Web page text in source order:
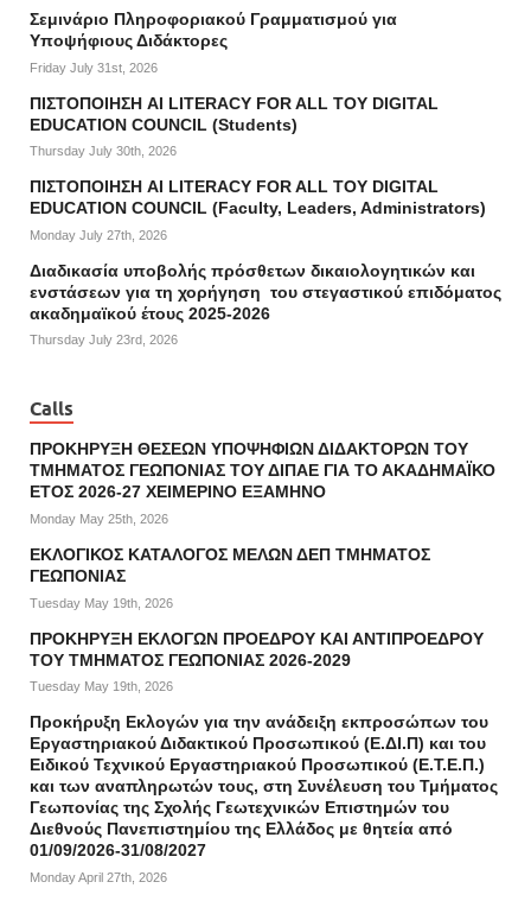
Σεμινάριο Πληροφοριακού Γραμματισμού για
Υποψήφιους Διδάκτορες
Friday July 31st, 2026
ΠΙΣΤΟΠΟΙΗΣΗ AI LITERACY FOR ALL ΤΟΥ DIGITAL
EDUCATION COUNCIL (Students)
Thursday July 30th, 2026
ΠΙΣΤΟΠΟΙΗΣΗ AI LITERACY FOR ALL ΤΟΥ DIGITAL
EDUCATION COUNCIL (Faculty, Leaders, Administrators)
Monday July 27th, 2026
Διαδικασία υποβολής πρόσθετων δικαιολογητικών και
ενστάσεων για τη χορήγηση του στεγαστικού επιδόματος
ακαδημαϊκού έτους 2025-2026
Thursday July 23rd, 2026
Calls
ΠΡΟΚΗΡΥΞΗ ΘΕΣΕΩΝ ΥΠΟΨΗΦΙΩΝ ΔΙΔΑΚΤΟΡΩΝ ΤΟΥ
ΤΜΗΜΑΤΟΣ ΓΕΩΠΟΝΙΑΣ ΤΟΥ ΔΙΠΑΕ ΓΙΑ ΤΟ ΑΚΑΔΗΜΑΪΚΟ
ΕΤΟΣ 2026-27 ΧΕΙΜΕΡΙΝΟ ΕΞΑΜΗΝΟ
Monday May 25th, 2026
ΕΚΛΟΓΙΚΟΣ ΚΑΤΑΛΟΓΟΣ ΜΕΛΩΝ ΔΕΠ ΤΜΗΜΑΤΟΣ
ΓΕΩΠΟΝΙΑΣ
Tuesday May 19th, 2026
ΠΡΟΚΗΡΥΞΗ ΕΚΛΟΓΩΝ ΠΡΟΕΔΡΟΥ ΚΑΙ ΑΝΤΙΠΡΟΕΔΡΟΥ
ΤΟΥ ΤΜΗΜΑΤΟΣ ΓΕΩΠΟΝΙΑΣ 2026-2029
Tuesday May 19th, 2026
Προκήρυξη Εκλογών για την ανάδειξη εκπροσώπων του
Εργαστηριακού Διδακτικού Προσωπικού (Ε.ΔΙ.Π) και του
Ειδικού Τεχνικού Εργαστηριακού Προσωπικού (Ε.Τ.Ε.Π.)
και των αναπληρωτών τους, στη Συνέλευση του Τμήματος
Γεωπονίας της Σχολής Γεωτεχνικών Επιστημών του
Διεθνούς Πανεπιστημίου της Ελλάδος με θητεία από
01/09/2026-31/08/2027
Monday April 27th, 2026